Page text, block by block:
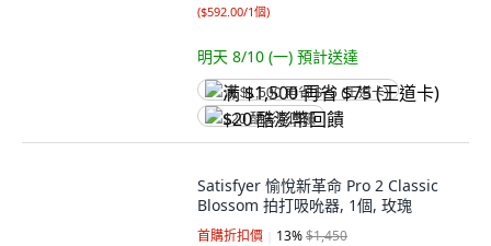
($592.00/1個)
明天 8/10 (一) 預計送達
满 $1,500 再省 $75 (王道卡)
$20 酷澎幣回饋
Satisfyer 愉悅新革命 Pro 2 Classic
Blossom 拍打吸吮器, 1個, 玫瑰
首購折扣價 13%$1,450